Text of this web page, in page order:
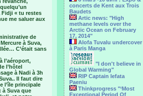
concerts de Kent aux Trois
Baudets
Artic news: "High
methane levels over the
Arctic Ocean on February
17, 2014"
Alofa Tuvalu undercover
à Paris Manga
"I don't believe in
Global Warming"
RIP Captain Iefata
Paeniu
Thinkprogress "‘Most
Exceptional Period Of
Fidji « tu restes
me saluer aux
de
à Suva,
C’était sans
l’aéroport,
l’hôtel
à Nadi à 3h
Il faut dire
l’île principale
à Suva que